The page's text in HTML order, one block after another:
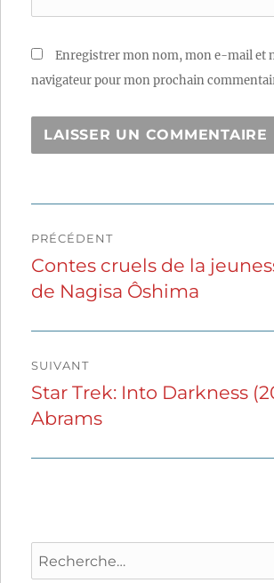
Enregistrer mon nom, mon e-mail et
navigateur pour mon prochain
de
l’article
PRÉCÉDENT
Publication
précédente :
Contes cruels de la
de Nagisa Ôshima
SUIVANT
Publication
suivante :
Star Trek: Into Darkness
Abrams
Recherche
pour